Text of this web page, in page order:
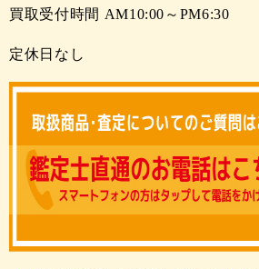
買取受付時間 AM10:00～PM6:30
定休日なし